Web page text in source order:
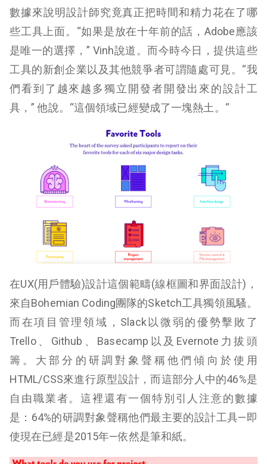
數據來說明設計師究竟真正把時間和精力花在了哪
些工具上面。“如果是放在十年前的話，Adobe應該
是唯一的選擇，” Vinh說道。而今時今日，提供這些
工具的新創企業以及其他競爭者可謂隨處可見。“我
們看到了越來越多獨立開發者開發出來的設計工
具，” 他說。“這個領域已經變成了一塊熱土。“
在UX(用戶體驗)設計這個範疇(線框圖和界面設計)，
來自Bohemian Coding團隊的Sketch工具獨領風騷。
而在項目管理領域，Slack以微弱的優勢擊敗了
Trello、Github、Basecamp以及Evernote力拔頭
籌。大部分的研調對象聲稱他們傾向於使用
HTML/CSS來進行原型設計，而這部分人中的46%是
自由職業者。這裡還有一個特別引人注意的數據
是：64%的研調對象聲稱他們最主要的設計工具—即
使現在已經是2015年—依然是筆和紙。